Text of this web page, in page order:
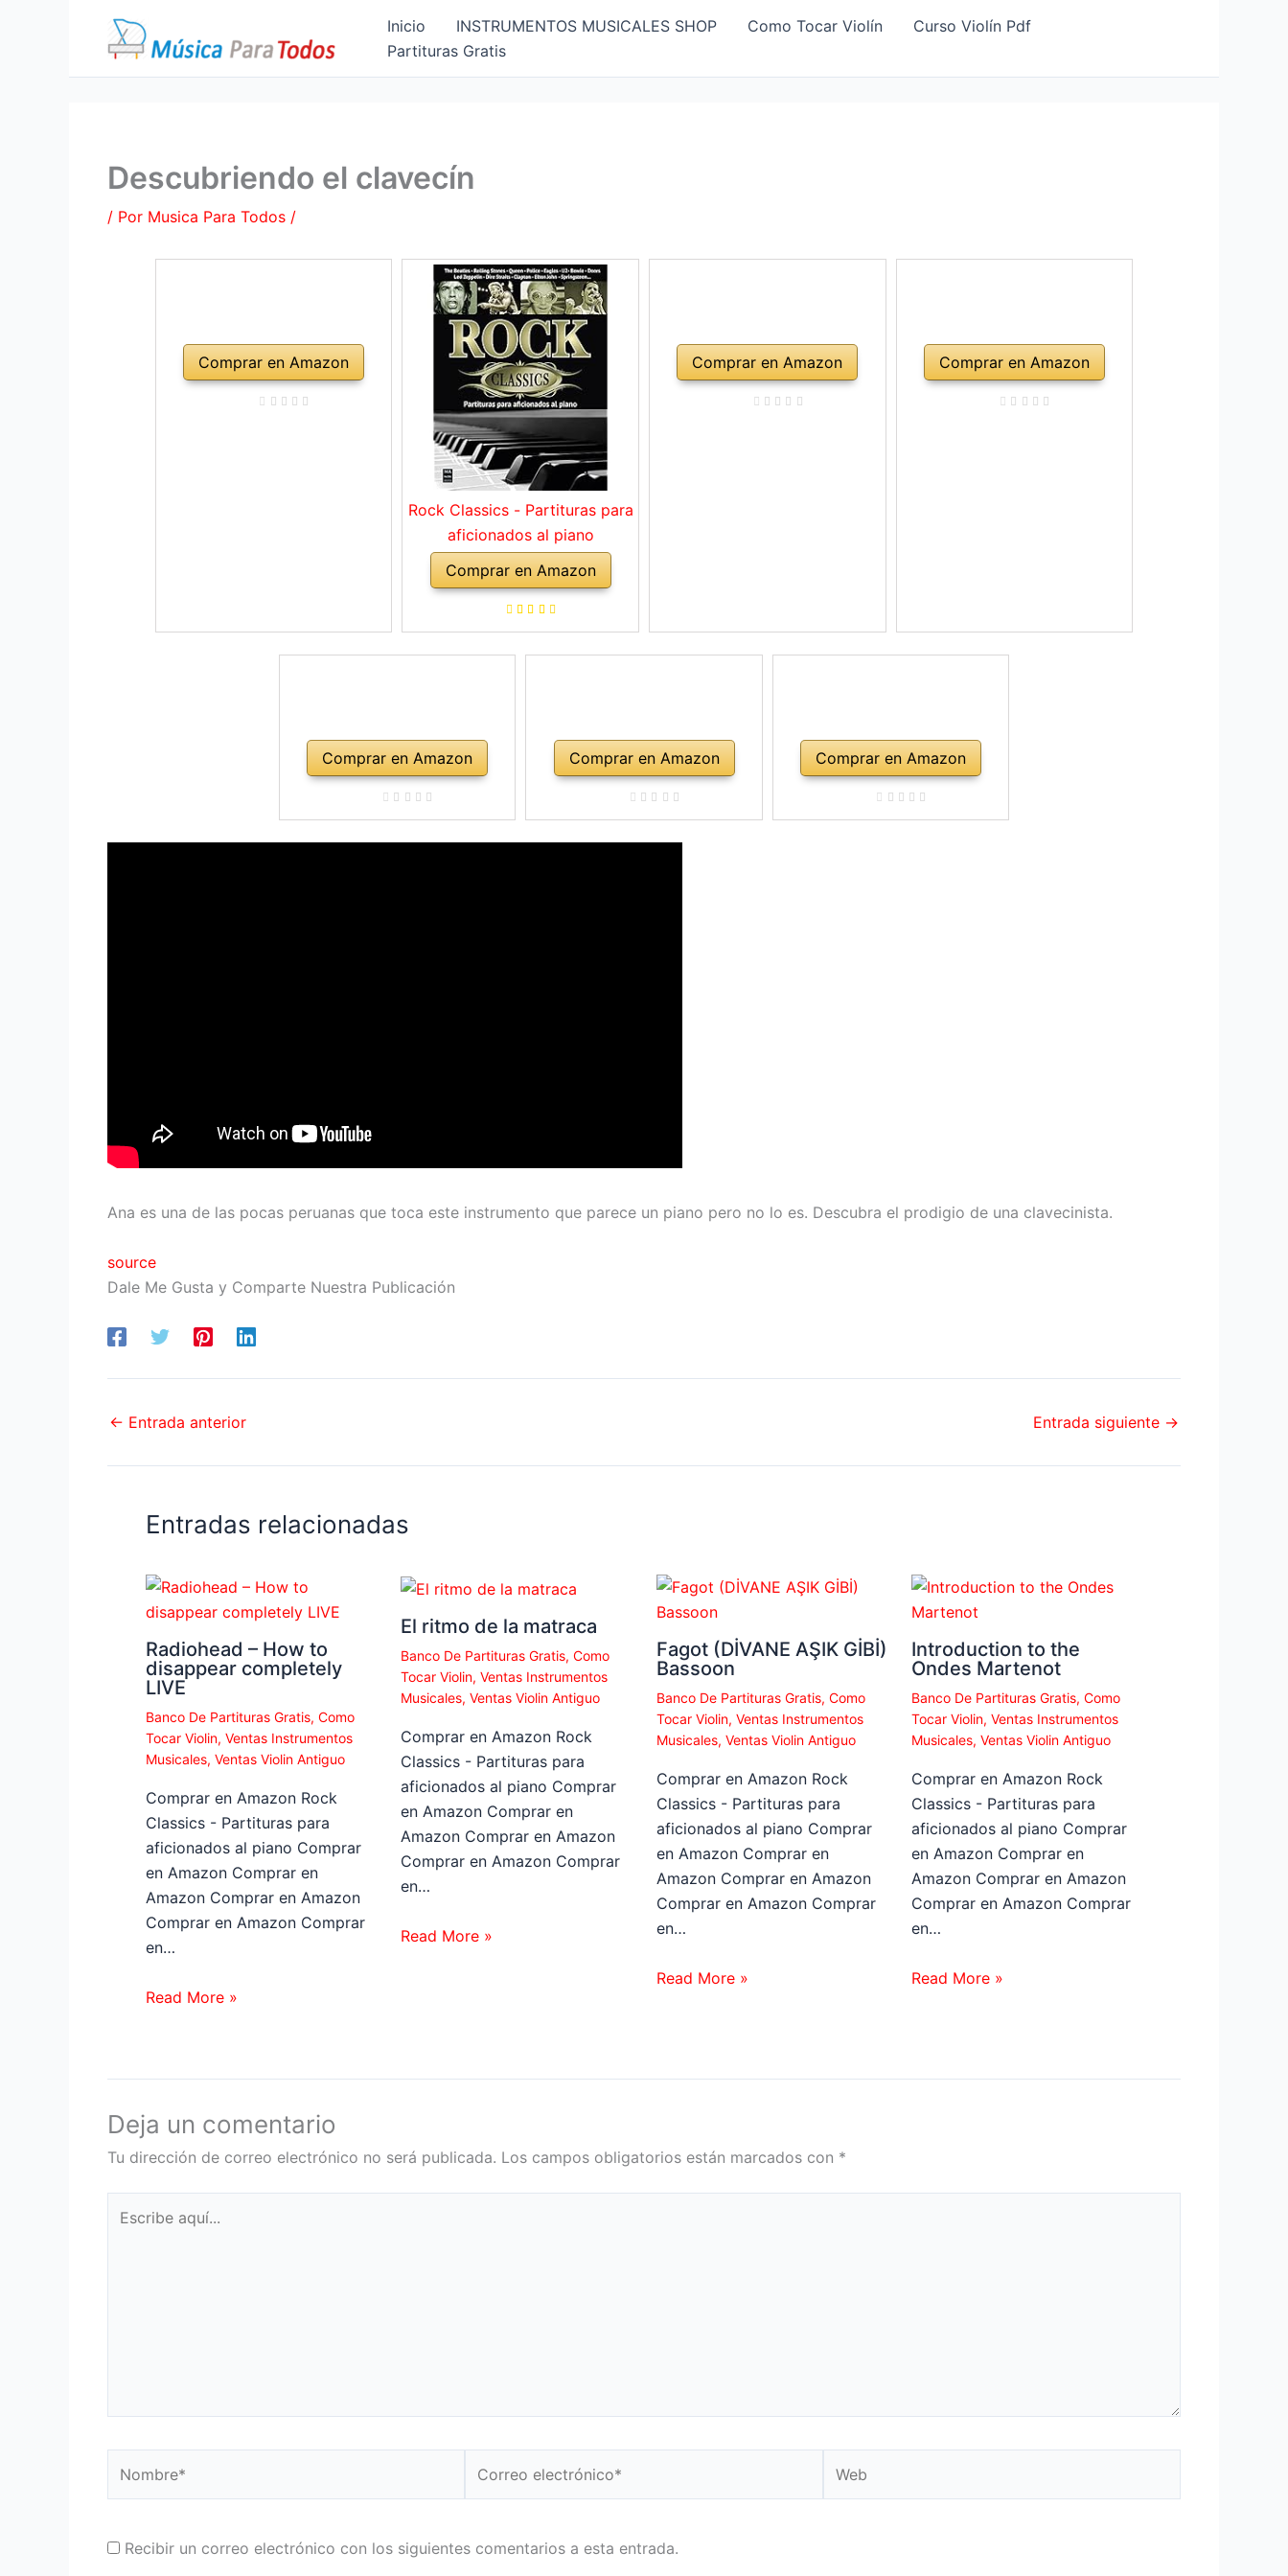
Inicio INSTRUMENTOS MUSICALES SHOP Como Tocar Violín
Curso Violín Pdf
Partituras Gratis
Descubriendo el clavecín
/ Por Musica Para Todos /
Comprar en Amazon
Rock Classics - Partituras para
aficionados al piano
Comprar en Amazon
Comprar en Amazon Comprar en Amazon
Comprar en Amazon Comprar en Amazon Comprar en Amazon
Ana es una de las pocas peruanas que toca este instrumento que parece un piano pero no lo es. Descubra el prodigio de una clavecinista.
source
Dale Me Gusta y Comparte Nuestra Publicación
← Entrada anterior Entrada siguiente →
Entradas relacionadas
Radiohead – How to
disappear completely
LIVE
Banco De Partituras Gratis, Como
Tocar Violin, Ventas Instrumentos
Musicales, Ventas Violin Antiguo
Comprar en Amazon Rock
Classics - Partituras para
aficionados al piano Comprar
en Amazon Comprar en
Amazon Comprar en Amazon
Comprar en Amazon Comprar
en…
Read More »
El ritmo de la matraca
Banco De Partituras Gratis,Como
Tocar Violin,Ventas Instrumentos
Musicales,Ventas Violin Antiguo
Comprar en Amazon Rock
Classics - Partituras para
aficionados al piano Comprar
en Amazon Comprar en
Amazon Comprar en Amazon
Comprar en Amazon Comprar
en…
Read More »
Fagot (DİVANE AŞIK GİBİ)
Bassoon
Banco De Partituras Gratis, Como
Tocar Violin, Ventas Instrumentos
Musicales, Ventas Violin Antiguo
Comprar en Amazon Rock
Classics - Partituras para
aficionados al piano Comprar
en Amazon Comprar en
Amazon Comprar en Amazon
Comprar en Amazon Comprar
en…
Read More »
Introduction to the
Ondes Martenot
Banco De Partituras Gratis, Como
Tocar Violin, Ventas Instrumentos
Musicales, Ventas Violin Antiguo
Comprar en Amazon Rock
Classics - Partituras para
aficionados al piano Comprar
en Amazon Comprar en
Amazon Comprar en Amazon
Comprar en Amazon Comprar
en…
Read More »
Deja un comentario
Tu dirección de correo electrónico no será publicada. Los campos obligatorios están marcados con *
aquí...
electrónico*
Recibir un correo electrónico con los siguientes comentarios a esta entrada.